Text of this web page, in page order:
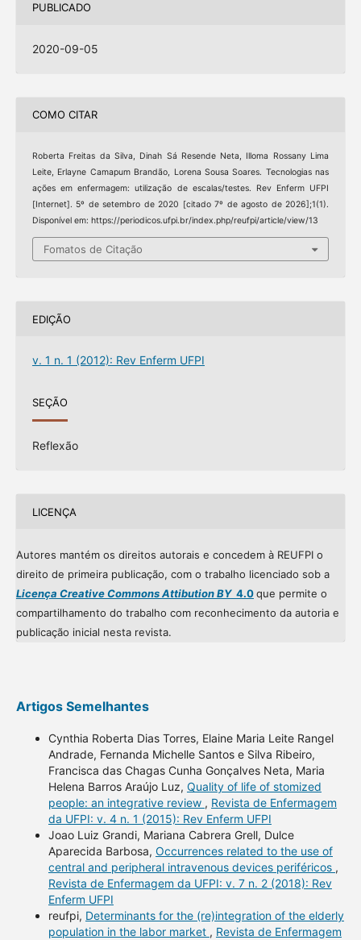
PUBLICADO
2020-09-05
COMO CITAR
Roberta Freitas da Silva, Dinah Sá Resende Neta, Illoma Rossany Lima
Leite, Erlayne Camapum Brandão, Lorena Sousa Soares. Tecnologias nas
ações em enfermagem: utilização de escalas/testes. Rev Enferm UFPI
[Internet]. 5º de setembro de 2020 [citado 7º de agosto de 2026];1(1).
Disponível em: https://periodicos.ufpi.br/index.php/reufpi/article/view/13
Fomatos de Citação
EDIÇÃO
v. 1 n. 1 (2012): Rev Enferm UFPI
SEÇÃO
Reflexão
LICENÇA
Autores mantém os direitos autorais e concedem à REUFPI o
direito de primeira publicação, com o trabalho licenciado sob a
Licença Creative Commons Attibution BY4.0que permite o
compartilhamento do trabalho com reconhecimento da autoria e
publicação inicial nesta revista.
Artigos Semelhantes
Cynthia Roberta Dias Torres, Elaine Maria Leite Rangel
Andrade, Fernanda Michelle Santos e Silva Ribeiro,
Francisca das Chagas Cunha Gonçalves Neta, Maria
Helena Barros Araújo Luz, Quality of life of stomized
people: an integrative review , Revista de Enfermagem
da UFPI: v. 4 n. 1 (2015): Rev Enferm UFPI
Joao Luiz Grandi, Mariana Cabrera Grell, Dulce
Aparecida Barbosa, Occurrences related to the use of
central and peripheral intravenous devices periféricos ,
Revista de Enfermagem da UFPI: v. 7 n. 2 (2018): Rev
Enferm UFPI
reufpi, Determinants for the (re)integration of the elderly
population in the labor market , Revista de Enfermagem